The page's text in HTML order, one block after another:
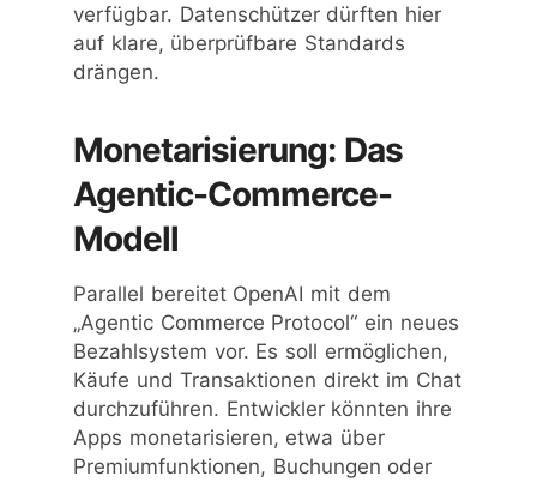
verfügbar. Datenschützer dürften hier
auf klare, überprüfbare Standards
drängen.
Monetarisierung: Das
Agentic-Commerce-
Modell
Parallel bereitet OpenAI mit dem
„Agentic Commerce Protocol“ ein neues
Bezahlsystem vor. Es soll ermöglichen,
Käufe und Transaktionen direkt im Chat
durchzuführen. Entwickler könnten ihre
Apps monetarisieren, etwa über
Premiumfunktionen, Buchungen oder